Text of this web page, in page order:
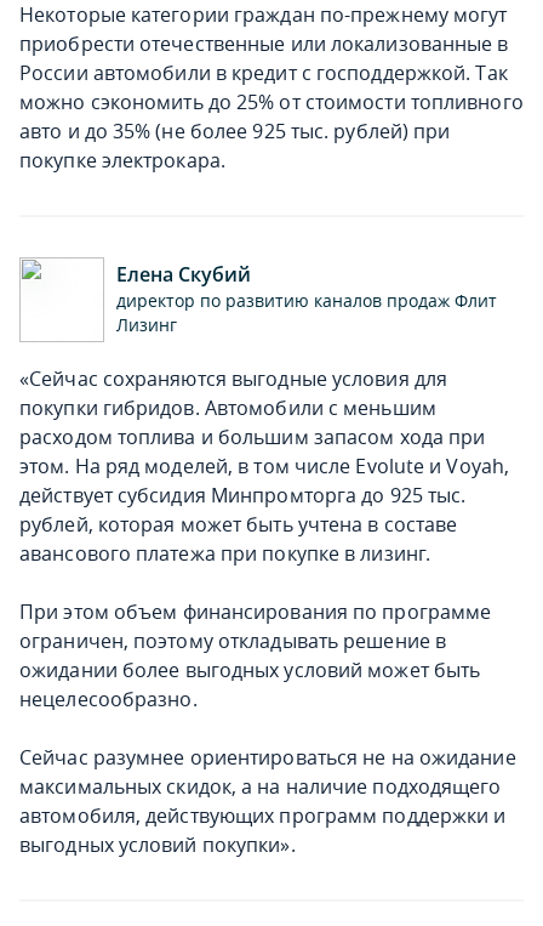
Некоторые категории граждан по-прежнему могут
приобрести отечественные или локализованные в
России автомобили в кредит с господдержкой. Так
можно сэкономить до 25% от стоимости топливного
авто и до 35% (не более 925 тыс. рублей) при
покупке электрокара.
Елена Скубий
директор по развитию каналов продаж Флит
Лизинг
«Сейчас сохраняются выгодные условия для
покупки гибридов. Автомобили с меньшим
расходом топлива и большим запасом хода при
этом. На ряд моделей, в том числе Evolute и Voyah,
действует субсидия Минпромторга до 925 тыс.
рублей, которая может быть учтена в составе
авансового платежа при покупке в лизинг.
При этом объем финансирования по программе
ограничен, поэтому откладывать решение в
ожидании более выгодных условий может быть
нецелесообразно.
Сейчас разумнее ориентироваться не на ожидание
максимальных скидок, а на наличие подходящего
автомобиля, действующих программ поддержки и
выгодных условий покупки».